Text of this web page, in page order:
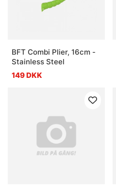
BFT Combi Plier, 16cm -
Stainless Steel
149 DKK